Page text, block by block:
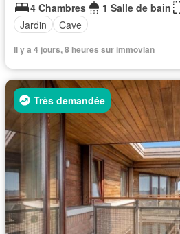
4 Chambres
1 Salle de bain
Jardin
Cave
Il y a 4 jours, 8 heures sur immovlan
Très demandée